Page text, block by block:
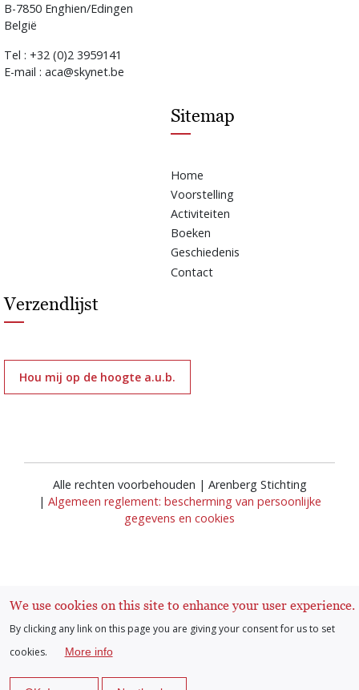
B-7850 Enghien/Edingen
België
Tel : +32 (0)2 3959141
E-mail : aca@skynet.be
Sitemap
Home
Voorstelling
Activiteiten
Boeken
Geschiedenis
Contact
Verzendlijst
Hou mij op de hoogte a.u.b.
Alle rechten voorbehouden | Arenberg Stichting
| Algemeen reglement: bescherming van persoonlijke
gegevens en cookies
User
Inloggen
We use cookies on this site to enhance your user experience.
By clicking any link on this page you are giving your consent for us to set
cookies.
More info